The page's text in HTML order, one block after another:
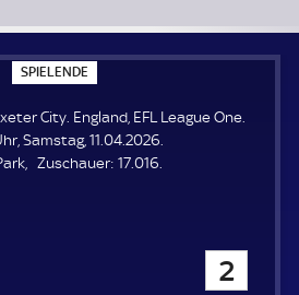
SPIELENDE
P
E
L
E
N
City. England, EFL League One.
Samstag, 11.04.2026.
Zuschauer: Z
17.016.
2